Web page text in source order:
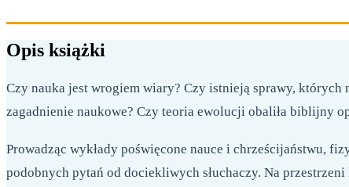
Opis książki
Czy nauka jest wrogiem wiary? Czy istnieją sprawy,
zagadnienie naukowe? Czy teoria ewolucji obaliła biblijny
Prowadząc wykłady poświęcone nauce i chrześcijaństwu,
podobnych pytań od dociekliwych słuchaczy. Na